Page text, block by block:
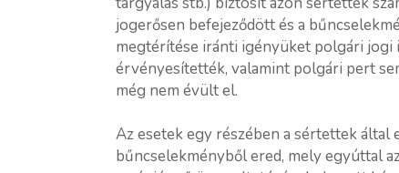
jogerősen befejeződött és a
megtérítése iránti igényüket polgári jogi
érvényesítették, valamint polgári pert
még nem évült el.
Az esetek egy részében a sértettek
bűncselekményből ered, mely egyúttal